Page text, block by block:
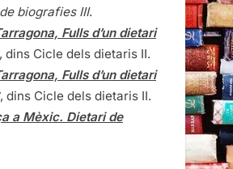
biografies III.
Fulls d’un dietari
, dins Cicle dels dietaris II.
Fulls d’un dietari
, dins Cicle dels dietaris II.
a Mèxic. Dietari de